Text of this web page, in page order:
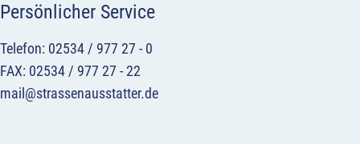
Persönlicher Service
Telefon: 02534 / 977 27 - 0
FAX: 02534 / 977 27 - 22
mail@strassenausstatter.de